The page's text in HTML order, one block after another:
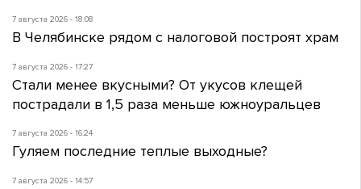
7 августа 2026 - 18:08
В Челябинске рядом с налоговой построят храм
7 августа 2026 - 17:27
Стали менее вкусными? От укусов клещей
пострадали в 1,5 раза меньше южноуральцев
7 августа 2026 - 16:24
Гуляем последние теплые выходные?
7 августа 2026 - 14:57